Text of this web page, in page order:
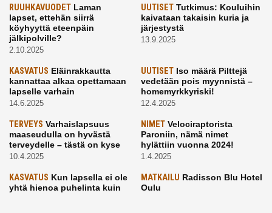
RUUHKAVUODET Laman
lapset, ettehän siirrä
köyhyyttä eteenpäin
jälkipolville?
2.10.2025
UUTISETTutkimus: Kouluihin
kaivataan takaisin kuria ja
järjestystä
13.9.2025
KASVATUS Eläinrakkautta
kannattaa alkaa opettamaan
lapselle varhain
14.6.2025
UUTISETIso määrä Pilttejä
vedetään pois myynnistä –
homemyrkkyriski!
12.4.2025
TERVEYS Varhaislapsuus
maaseudulla on hyvästä
terveydelle – tästä on kyse
10.4.2025
NIMETVelociraptorista
Paroniin, nämä nimet
hylättiin vuonna 2024!
1.4.2025
KASVATUS Kun lapsella ei ole
yhtä hienoa puhelinta kuin
MATKAILU Radisson Blu Hotel
Oulu